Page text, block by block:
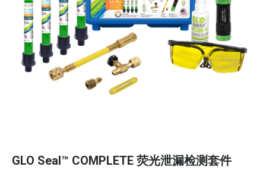
GLO Seal™ COMPLETE 荧光泄漏检测套件